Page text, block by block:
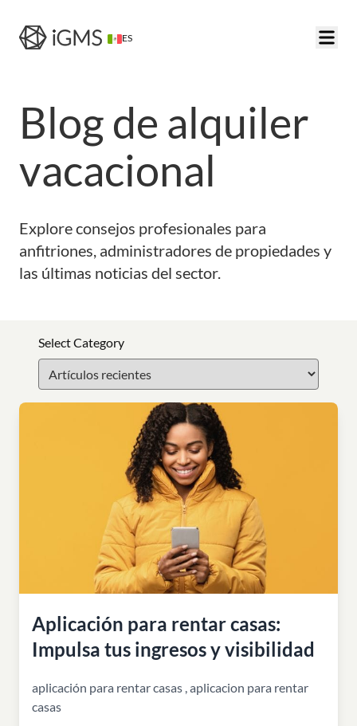
ES
Blog de alquiler
vacacional
Explore consejos profesionales para
anfitriones, administradores de propiedades y
las últimas noticias del sector.
Select Category
Aplicación para rentar casas:
Impulsa tus ingresos y visibilidad
aplicación para rentar casas ,aplicacion para rentar
casas